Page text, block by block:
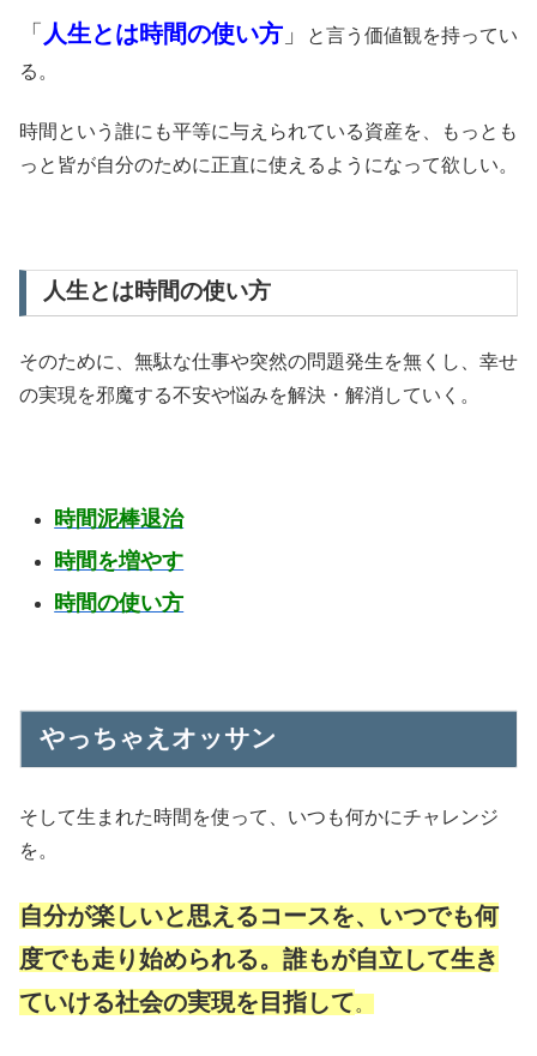
「 人生とは時間の使い方 」
と言う価値観を持ってい
る。
時間という誰にも平等に与えられている資産を、もっとも
っと皆が自分のために正直に使えるようになって欲しい。
人生とは時間の使い方
そのために、無駄な仕事や突然の問題発生を無くし、幸せ
の実現を邪魔する不安や悩みを解決・解消していく。
時間泥棒退治
時間を増やす
時間の使い方
やっちゃえオッサン
そして生まれた時間を使って、いつも何かにチャレンジ
を。
自分が楽しいと思えるコースを、いつでも何
度でも走り始められる。誰もが自立して生き
ていける社会の実現を目指して。